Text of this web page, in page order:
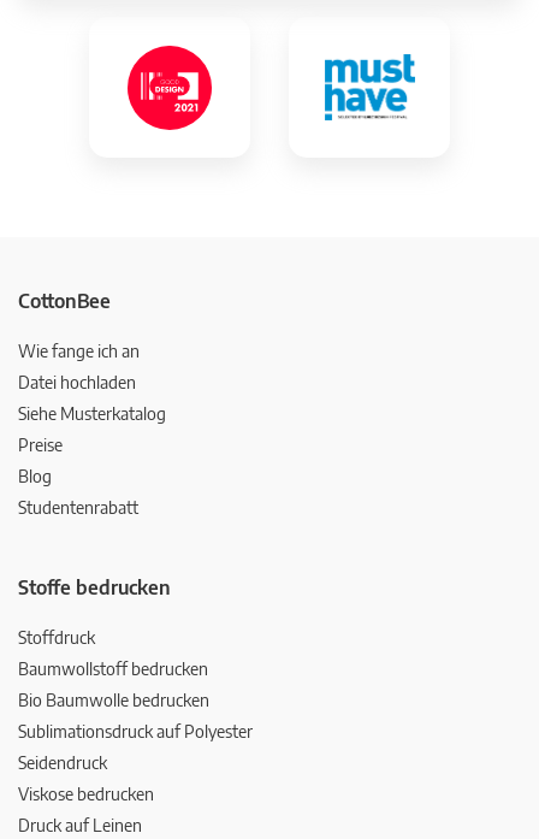
CottonBee
Wie fange ich an
Datei hochladen
Siehe Musterkatalog
Preise
Blog
Studentenrabatt
Stoffe bedrucken
Stoffdruck
Baumwollstoff bedrucken
Bio Baumwolle bedrucken
Sublimationsdruck auf Polyester
Seidendruck
Viskose bedrucken
Druck auf Leinen